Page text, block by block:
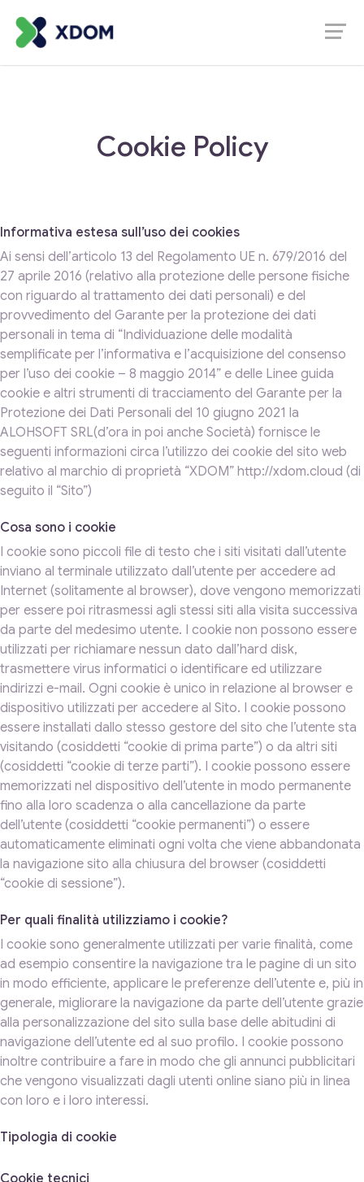
Cookie Policy
Informativa estesa sull’uso dei cookies
Ai sensi dell’articolo 13 del Regolamento UE n. 679/2016 del
27 aprile 2016 (relativo alla protezione delle persone fisiche
con riguardo al trattamento dei dati personali) e del
provvedimento del Garante per la protezione dei dati
personali in tema di “Individuazione delle modalità
semplificate per l’informativa e l’acquisizione del consenso
per l’uso dei cookie – 8 maggio 2014” e delle Linee guida
cookie e altri strumenti di tracciamento del Garante per la
Protezione dei Dati Personali del 10 giugno 2021 la
ALOHSOFT SRL(d’ora in poi anche Società) fornisce le
seguenti informazioni circa l’utilizzo dei cookie del sito web
relativo al marchio di proprietà “XDOM” http://xdom.cloud (di
seguito il “Sito”)
Cosa sono i cookie
I cookie sono piccoli file di testo che i siti visitati dall’utente
inviano al terminale utilizzato dall’utente per accedere ad
Internet (solitamente al browser), dove vengono memorizzati
per essere poi ritrasmessi agli stessi siti alla visita successiva
da parte del medesimo utente. I cookie non possono essere
utilizzati per richiamare nessun dato dall’hard disk,
trasmettere virus informatici o identificare ed utilizzare
indirizzi e-mail. Ogni cookie è unico in relazione al browser e
dispositivo utilizzati per accedere al Sito. I cookie possono
essere installati dallo stesso gestore del sito che l’utente sta
visitando (cosiddetti “cookie di prima parte”) o da altri siti
(cosiddetti “cookie di terze parti”). I cookie possono essere
memorizzati nel dispositivo dell’utente in modo permanente
fino alla loro scadenza o alla cancellazione da parte
dell’utente (cosiddetti “cookie permanenti”) o essere
automaticamente eliminati ogni volta che viene abbandonata
la navigazione sito alla chiusura del browser (cosiddetti
“cookie di sessione”).
Per quali finalità utilizziamo i cookie?
I cookie sono generalmente utilizzati per varie finalità, come
ad esempio consentire la navigazione tra le pagine di un sito
in modo efficiente, applicare le preferenze dell’utente e, più in
generale, migliorare la navigazione da parte dell’utente grazie
alla personalizzazione del sito sulla base delle abitudini di
navigazione dell’utente ed al suo profilo. I cookie possono
inoltre contribuire a fare in modo che gli annunci pubblicitari
che vengono visualizzati dagli utenti online siano più in linea
con loro e i loro interessi.
Tipologia di cookie
Cookie tecnici